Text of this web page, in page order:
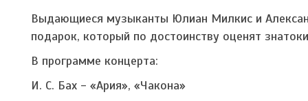
Выдающиеся музыканты Юлиан Милкис и
подарок, который по достоинству оценят
В программе концерта:
И. С. Бах - «Ария», «Чакона»